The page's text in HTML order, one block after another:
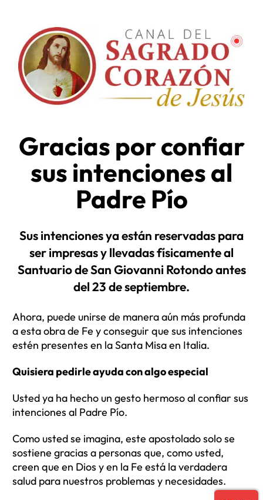
Gracias por confiar
sus intenciones al
Padre Pío
Sus intenciones ya están reservadas para
ser impresas y llevadas físicamente al
Santuario de San Giovanni Rotondo antes
del 23 de septiembre.
Ahora, puede unirse de manera aún más profunda
a esta obra de Fe y conseguir que sus intenciones
estén presentes en la Santa Misa en Italia.
Quisiera pedirle ayuda con algo especial
Usted ya ha hecho un gesto hermoso al confiar sus
intenciones al Padre Pío.
Como usted se imagina, este apostolado solo se
sostiene gracias a personas que, como usted,
creen que en Dios y en la Fe está la verdadera
salud para nuestros problemas y necesidades.